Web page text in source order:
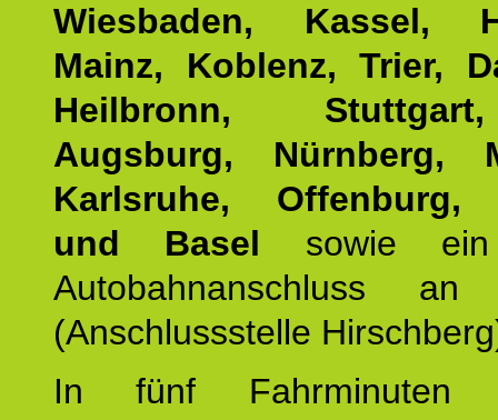
Wiesbaden, Kassel,
Mainz, Koblenz, Trier,
Heilbronn,
Augsburg, Nürnberg,
Karlsruhe, Offenburg,
und Basel sowie ein
Autobahnanschluss
(Anschlussstelle
In fünf Fahrminuten